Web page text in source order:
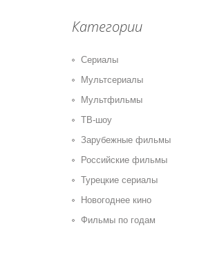
Категории
Сериалы
Мультсериалы
Мультфильмы
ТВ-шоу
Зарубежные фильмы
Российские фильмы
Турецкие сериалы
Новогоднее кино
Фильмы по годам